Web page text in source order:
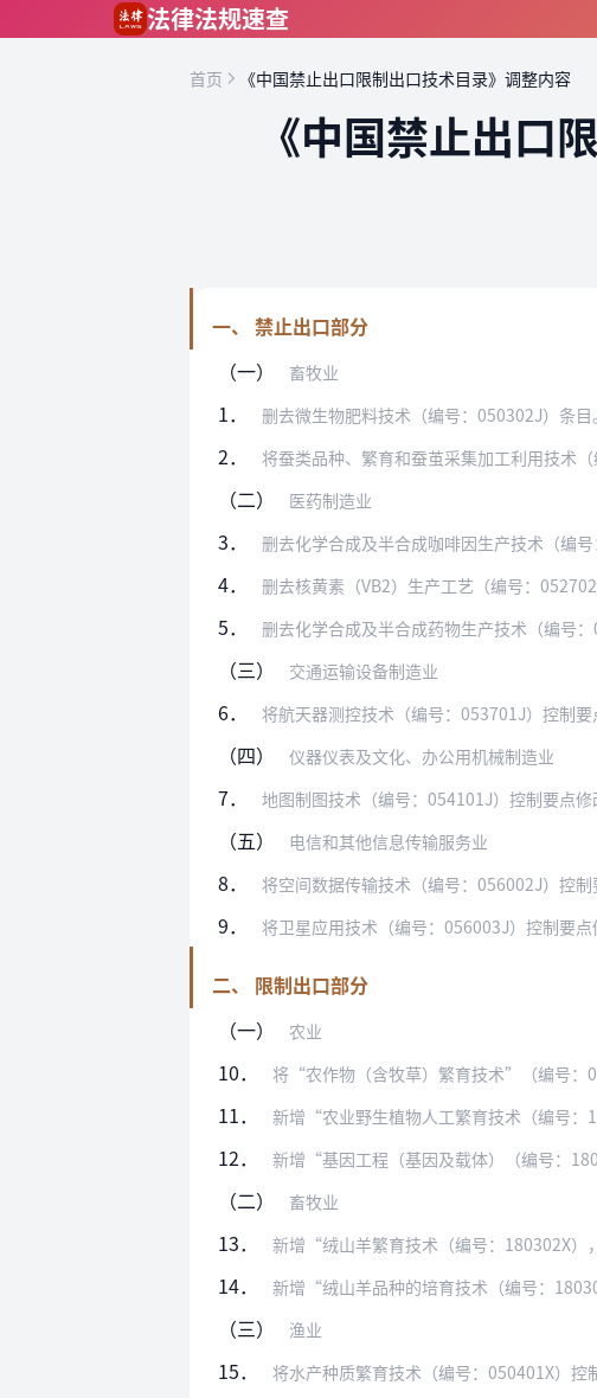
法律法规速查
首页 《中国禁止出口限制出口技术目录》调整内容
《中国禁止出口
一、 禁止出口部分
（一）
畜牧业
1． 删去微生物肥料技术（编号：050302J）条目。
2． 将蚕类品种、繁育和蚕茧采集加工利用技术
（二） 医药制造业
3． 删去化学合成及半合成咖啡因生产技术（编号
4． 删去核黄素（VB2）生产工艺（编号：
5． 删去化学合成及半合成药物生产技术（编号：
（三） 交通运输设备制造业
6． 将航天器测控技术（编号：053701J）控制
（四） 仪器仪表及文化、办公用机械制造业
7． 地图制图技术（编号：054101J）控制要点
（五） 电信和其他信息传输服务业
8． 将空间数据传输技术（编号：056002J）控制要
9． 将卫星应用技术（编号：056003J）控制要
二、 限制出口部分
（一）
农业
10． 将“农作物（含牧草）繁育技术”（编号：
11． 新增“农业野生植物人工繁育技术（编号：
12． 新增“基因工程（基因及载体）（编号：180104X
（二） 畜牧业
13． 新增“绒山羊繁育技术（编号：180302X）
14． 新增“绒山羊品种的培育技术（编号：180303X）
（三） 渔业
15． 将水产种质繁育技术（编号：050401X）